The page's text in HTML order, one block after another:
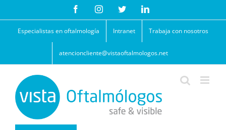
contenido
FacebookInstagramTwitterLinkedIn
Especialistas en oftalmología Intranet Trabaja con nosotros
atencioncliente@vistaoftalmologos.net